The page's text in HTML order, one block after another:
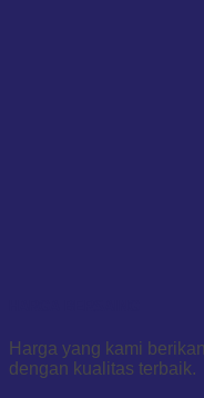
Harga yang kami
dengan kualitas terbaik.